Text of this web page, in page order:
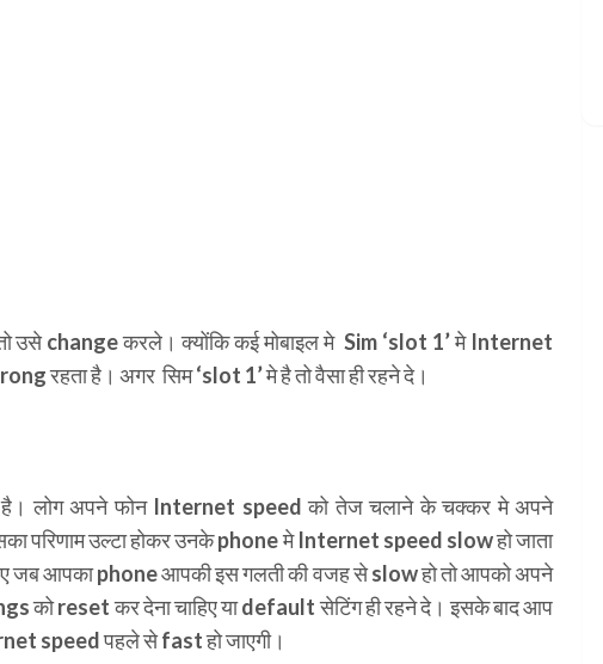
उसे change करले। क्योंकि कई मोबाइल मे Sim ‘slot 1’ मे Internet
रहता है। अगर सिम ‘slot 1’ मे है तो वैसा ही रहने दे।
है। लोग अपने फोन Internet speed को तेज चलाने के चक्कर मे अपने
उल्टा होकर उनके phone मे Internet speed slow हो जाता
जब आपका phone आपकी इस गलती की वजह से slow हो तो आपको अपने
को reset कर देना चाहिए या default सेटिंग ही रहने दे। इसके बाद आप
speed पहले से fast हो जाएगी।